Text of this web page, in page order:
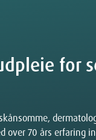
for
over 70 års erfaring